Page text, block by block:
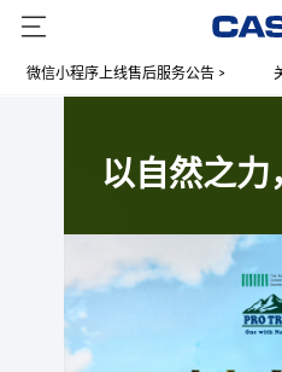
微信小程序上线售后服务公告 > 关
以自然之